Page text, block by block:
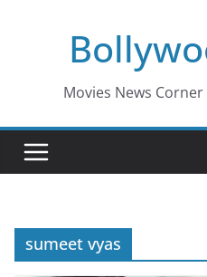
Movies News
sumeet vyas